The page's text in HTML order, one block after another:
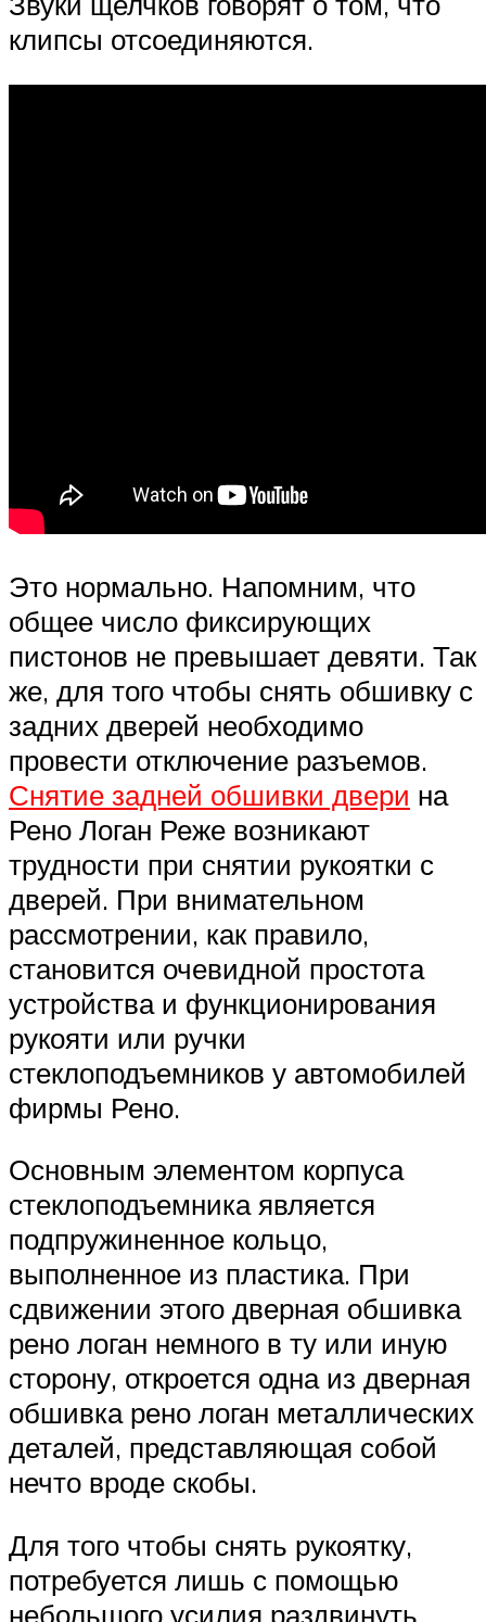
клипсы отсоединяются.
Это нормально. Напомним, что
общее число фиксирующих
пистонов не превышает девяти. Так
же, для того чтобы снять обшивку с
задних дверей необходимо
провести отключение разъемов.
Снятие задней обшивки двери на
Рено Логан Реже возникают
трудности при снятии рукоятки с
дверей. При внимательном
рассмотрении, как правило,
становится очевидной простота
устройства и функционирования
рукояти или ручки
стеклоподъемников у автомобилей
фирмы Рено.
Основным элементом корпуса
стеклоподъемника является
подпружиненное кольцо,
выполненное из пластика. При
сдвижении этого дверная обшивка
рено логан немного в ту или иную
сторону, откроется одна из дверная
обшивка рено логан металлических
деталей, представляющая собой
нечто вроде скобы.
Для того чтобы снять рукоятку,
потребуется лишь с помощью
небольшого усилия раздвинуть